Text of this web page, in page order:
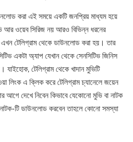
করা এই সময়ে একটি জনপ্রিয় মাধ্যম হয়ে
আর ওয়েব সিরিজ নয় আরও বিভিন্ন ধরনের
টেলিগ্রাম থেকে ডাউনলোড করা হয়। তার
একটা অ্যাপ যেখান থেকে সেনসিটিভ জিনিস
টেলিগ্রাম থেকে খাদান মুভিটি
লিংক এ ক্লিক করে টেলিগ্রাম চ্যানেলে জয়েন
আগে দেখে নিবেন কিভাবে যেকোনো মুভি বা নাটক
টি ডাউনলোড করবেন তাহলে কোনো সমস্যা